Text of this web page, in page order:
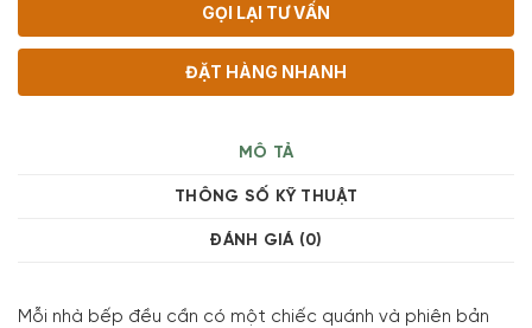
GỌI LẠI TƯ VẤN
ĐẶT HÀNG NHANH
MÔ TẢ
THÔNG SỐ KỸ THUẬT
ĐÁNH GIÁ (0)
Mỗi nhà bếp đều cần có một chiếc quánh và phiên bản